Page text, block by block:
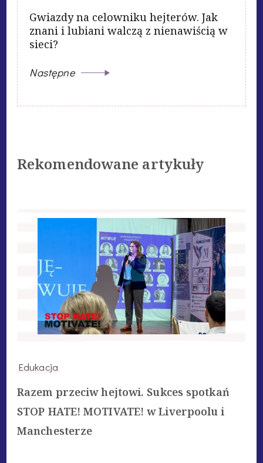
Gwiazdy na celowniku hejterów. Jak
znani i lubiani walczą z nienawiścią w
sieci?
Następne
Rekomendowane artykuły
Edukacja
Razem przeciw hejtowi. Sukces spotkań
STOP HATE! MOTIVATE! w Liverpoolu i
Manchesterze